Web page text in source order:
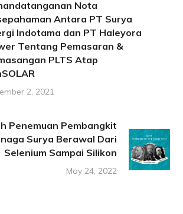
Nota
Antara PT Surya
Indotama dan PT Haleyora
Tentang Pemasaran &
PLTS Atap
2, 2021
Penemuan Pembangkit
Surya Berawal Dari
Selenium Sampai Silikon
May 24, 2022